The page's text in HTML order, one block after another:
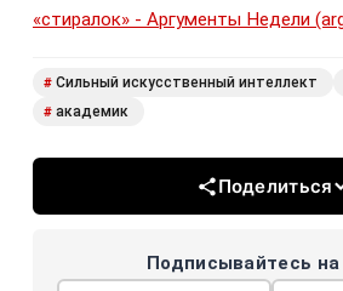
«стиралок» - Аргументы Недели
# Сильный искусственный интеллект
# академик
Поделиться
Подписывайтесь на